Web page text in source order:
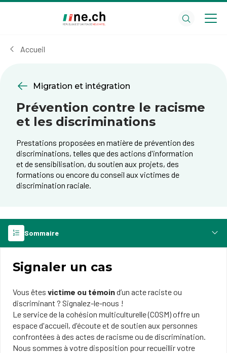
cookies
Accueil
Migration et intégration
Prévention contre le racisme
et les discriminations
Prestations proposées en matière de prévention des
discriminations, telles que des actions d'information
et de sensibilisation, du soutien aux projets, des
formations ou encore du conseil aux victimes de
discrimination raciale.
Sommaire
Signaler un cas
Vous êtes victime ou témoind’un acte raciste ou
discriminant ? Signalez-le-nous !
Le service de la cohésion multiculturelle (COSM) offre un
espace d'accueil, d'écoute et de soutien aux personnes
confrontées à des actes de racisme ou de discrimination.
Nous sommes à votre disposition pour recueillir votre